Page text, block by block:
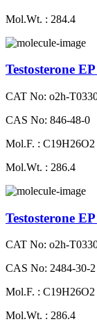
Mol.Wt. : 284.4
Testosterone
CAT No: o2h-
CAS No: 846-48-0
Mol.F. : C19H26O2
Mol.Wt. : 286.4
Testosterone
CAT No: o2h-
CAS No: 2484-30-2
Mol.F. : C19H26O2
Mol.Wt. : 286.4